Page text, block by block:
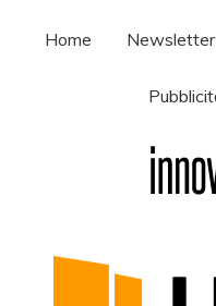
Home Newsletter